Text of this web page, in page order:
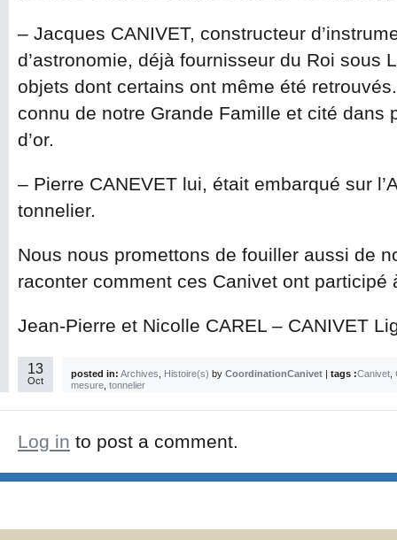
– Jacques CANIVET, constructeur
d’astronomie, déjà fournisseur du Roi sous
objets dont certains ont même été
connu de notre Grande Famille et cité dans
d’or.
– Pierre CANEVET lui, était embarqué sur
tonnelier.
Nous nous promettons de fouiller aussi de
raconter comment ces Canivet ont participé
Jean-Pierre et Nicolle CAREL – CANIVET
13
Oct
posted in: Archives Histoire(s) by CoordinationCanivet | tags :Canivet
mesure tonnelier
Log in to post a comment.